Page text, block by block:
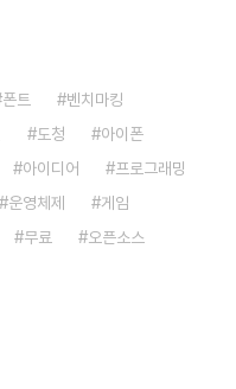
폰트
벤치마킹
도청
아이폰
아이디어
프로그래밍
운영체제
게임
무료
오픈소스